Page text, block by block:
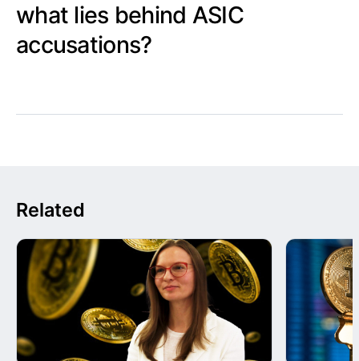
what lies behind ASIC
accusations?
Related